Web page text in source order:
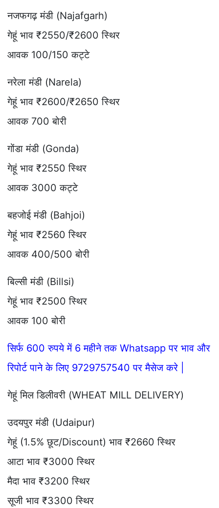
नजफगढ़ मंडी (Najafgarh)
गेहूं भाव ₹2550/₹2600 स्थिर
आवक 100/150 कट्टे
नरेला मंडी (Narela)
गेहूं भाव ₹2600/₹2650 स्थिर
आवक 700 बोरी
गोंडा मंडी (Gonda)
गेहूं भाव ₹2550 स्थिर
आवक 3000 कट्टे
बहजोई मंडी (Bahjoi)
गेहूं भाव ₹2560 स्थिर
आवक 400/500 बोरी
बिल्सी मंडी (Billsi)
गेहूं भाव ₹2500 स्थिर
आवक 100 बोरी
सिर्फ 600 रुपये में 6 महीने तक Whatsapp पर भाव और
रिपोर्ट पाने के लिए 9729757540 पर मैसेज करे |
गेहूं मिल डिलीवरी (WHEAT MILL DELIVERY)
उदयपुर मंडी (Udaipur)
गेहूं (1.5% छूट/Discount) भाव ₹2660 स्थिर
आटा भाव ₹3000 स्थिर
मैदा भाव ₹3200 स्थिर
सूजी भाव ₹3300 स्थिर